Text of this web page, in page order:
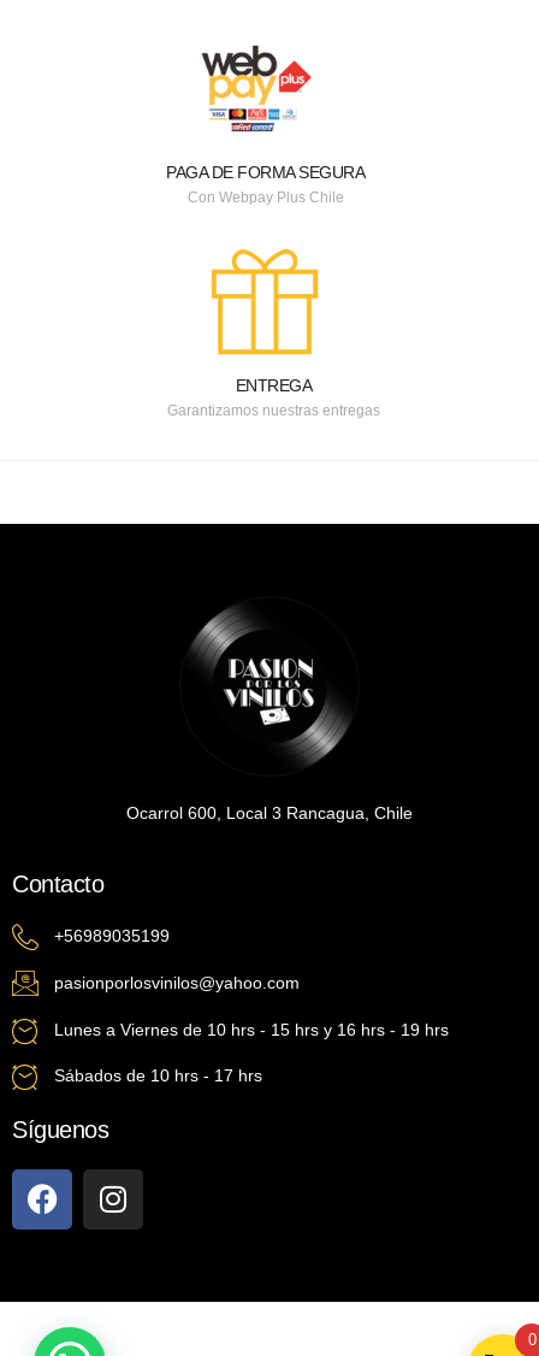
PAGA DE FORMA SEGURA
Con Webpay Plus Chile
ENTREGA
Garantizamos nuestras entregas
Ocarrol 600, Local 3 Rancagua, Chile
Contacto
+56989035199
pasionporlosvinilos@yahoo.com
Lunes a Viernes de 10 hrs - 15 hrs y 16 hrs - 19 hrs
Sábados de 10 hrs - 17 hrs
Síguenos
0